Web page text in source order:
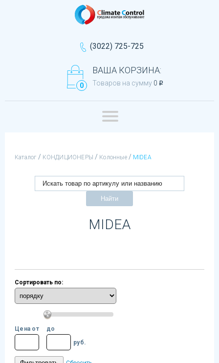
(3022) 725-725
0
ВАША КОРЗИНА:
Товаров на сумму 0 q
Каталог / КОНДИЦИОНЕРЫ / Колонные/ MIDEA
Найти
MIDEA
Сортировать по:
Цена от
до
руб.